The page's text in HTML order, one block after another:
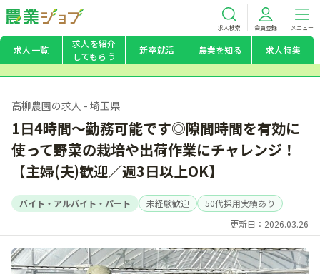
求人検索 会員登録 メニュー
求人一覧
求人を紹介
してもらう
新卒就活 農業を知る 求人特集
高柳農園の求人 - 埼玉県
1日4時間～勤務可能です◎隙間時間を有効に
使って野菜の栽培や出荷作業にチャレンジ！
【主婦(夫)歓迎／週3日以上OK】
バイト・アルバイト・パート 未経験歓迎
50代採用実績あり
更新日：2026.03.26